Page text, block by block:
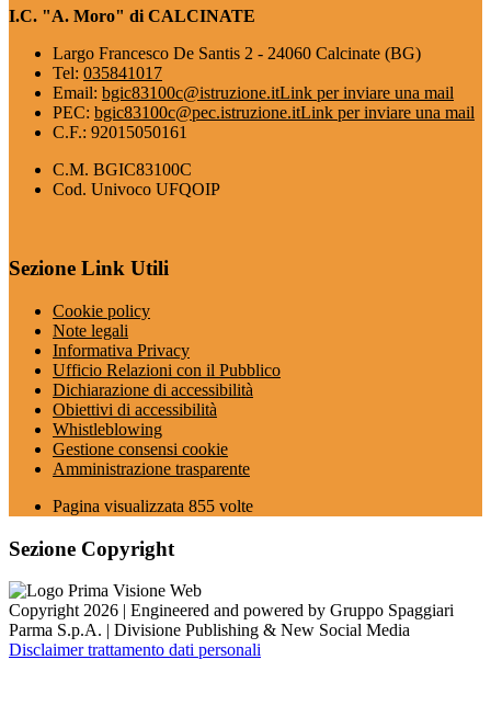
I.C. "A. Moro" di CALCINATE
Largo Francesco De Santis 2 - 24060 Calcinate (BG)
Tel: 035841017
Email: bgic83100c@istruzione.itLink per inviare una mail
PEC: bgic83100c@pec.istruzione.itLink per inviare una mail
C.F.: 92015050161
C.M. BGIC83100C
Cod. Univoco UFQOIP
Sezione Link Utili
Cookie policy
Note legali
Informativa Privacy
Ufficio Relazioni con il Pubblico
Dichiarazione di accessibilità
Obiettivi di accessibilità
Whistleblowing
Gestione consensi cookie
Amministrazione trasparente
Pagina visualizzata 855 volte
Sezione Copyright
Copyright 2026 | Engineered and powered by Gruppo Spaggiari
Parma S.p.A. | Divisione Publishing & New Social Media
Disclaimer trattamento dati personali